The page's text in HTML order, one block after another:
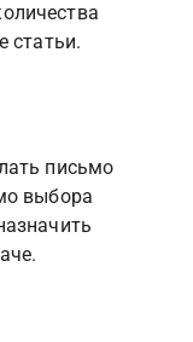
статьи.
письмо
выбора